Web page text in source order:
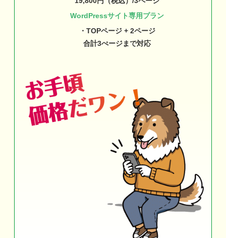
WordPressサイト専用プラン
・TOPページ + 2ページ
合計3ぺージまで対応